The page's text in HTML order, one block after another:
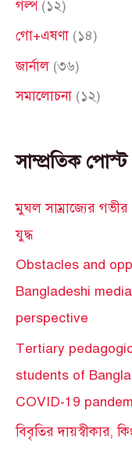
:
গল্প(১২)
গো+এষণা (১৪)
জার্নাল (৩৬)
সমালোচনা (১২)
সাম্প্রতিক পোস্ট
মুঘল সাম্রাজ্যের
যুদ্ধ
Obstacles and
Bangladeshi
perspective
Tertiary
students of
COVID-19
বিবৃতির দায়স্বীকার,